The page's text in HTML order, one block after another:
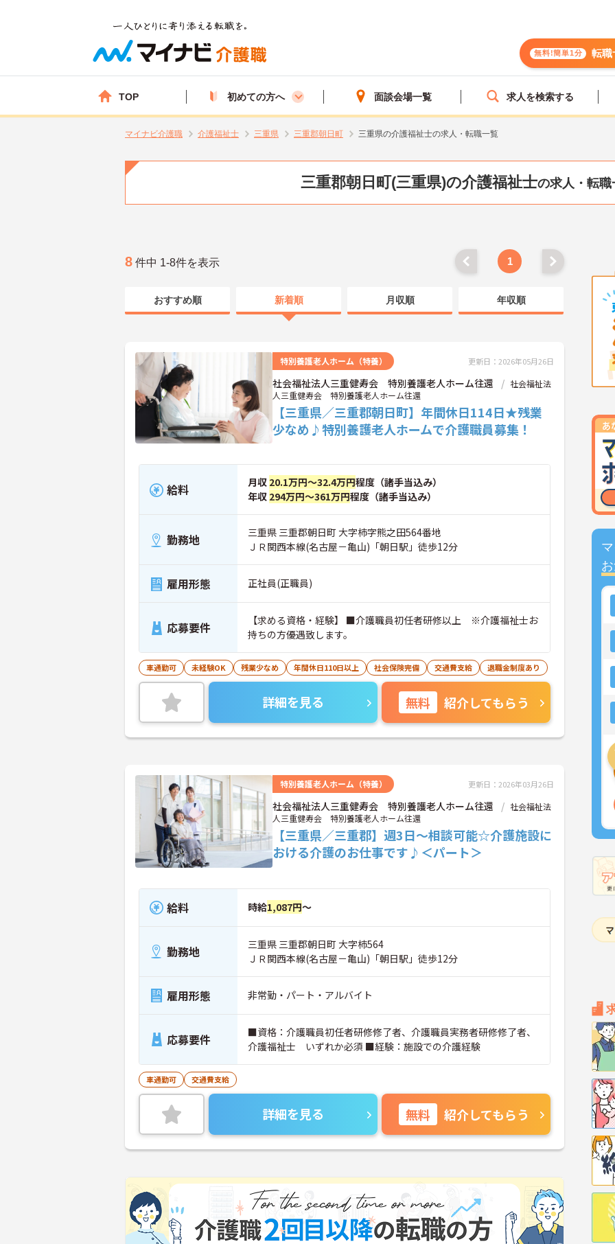
無料!簡単1分 転職
TOP 初めての方へ 面談会場一覧 求人を検索する
マイナビ介護職 介護福祉士 三重県 三重郡朝日町 三重県の介護福祉士の求人・転職一覧
三重郡朝日町(三重県)の介護福祉士の求人・転職
8 件中 1-8件を表示 1
おすすめ順 新着順 月収順 年収順
特別養護老人ホーム（特養） 更新日：2026年05月26日
社会福祉法人三重健寿会 特別養護老人ホーム往還
社会福祉法
人三重健寿会 特別養護老人ホーム往還
【三重県／三重郡朝日町】年間休日114日★残業
少なめ♪特別養護老人ホームで介護職員募集！
給料 月収 20.1万円～32.4万円程度（諸手当込み）
年収 294万円～361万円程度（諸手当込み）
勤務地
三重県 三重郡朝日町 大字柿字熊之田564番地
ＪＲ関西本線(名古屋－亀山)「朝日駅」徒歩12分
雇用形態 正社員(正職員)
応募要件
【求める資格・経験】 ■介護職員初任者研修以上 ※介護福祉士お
持ちの方優遇致します。
車通勤可 未経験OK 残業少なめ 年間休日110日以上 社会保険完備 交通費支給 退職金制度あり
詳細を見る 無料 紹介してもらう
特別養護老人ホーム（特養） 更新日：2026年03月26日
社会福祉法人三重健寿会 特別養護老人ホーム往還
社会福祉法
人三重健寿会 特別養護老人ホーム往還
【三重県／三重郡】週3日～相談可能☆介護施設に
おける介護のお仕事です♪＜パート＞
給料 時給1,087円～
勤務地
三重県 三重郡朝日町 大字柿564
ＪＲ関西本線(名古屋－亀山)「朝日駅」徒歩12分
雇用形態 非常勤・パート・アルバイト
応募要件
■資格：介護職員初任者研修修了者、介護職員実務者研修修了者、
介護福祉士 いずれか必須 ■経験：施設での介護経験
車通勤可 交通費支給
詳細を見る 無料 紹介してもらう